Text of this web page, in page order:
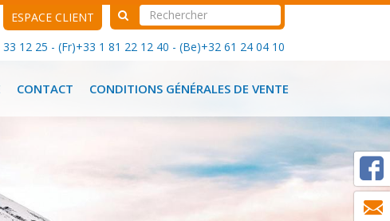
ESPACE CLIENT
12 25 - (Fr)+33 1 81 22 12 40 - (Be)+32 61 24 04 10
CONTACT CONDITIONS GÉNÉRALES DE VENTE